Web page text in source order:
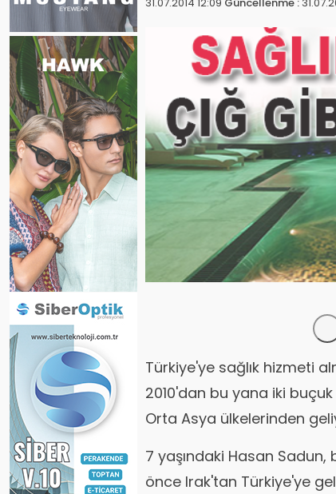
Türkiye'ye sağlık hizmeti
2010'dan bu yana iki
Orta Asya ülkelerinden
7 yaşındaki Hasan
önce Irak'tan Türkiye'ye